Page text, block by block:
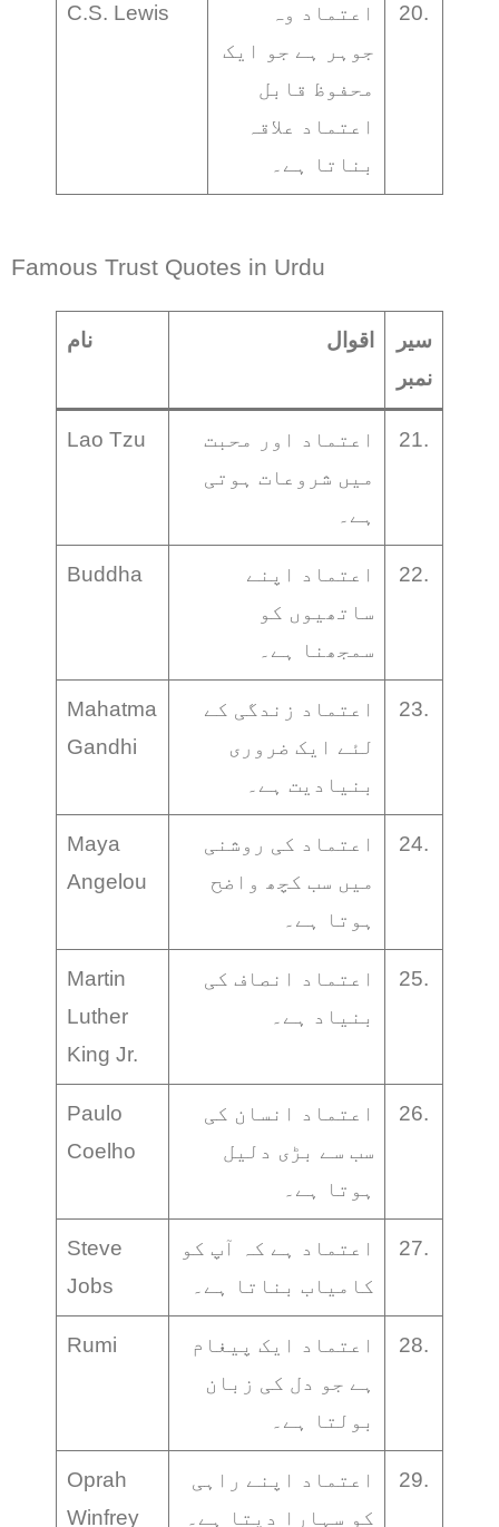
C.S. Lewis
اعتماد وہ
جوہر ہے جو ایک
محفوظ قابل
اعتماد علاقہ
بناتا ہے۔
20.
Famous Trust Quotes in Urdu
نام اقوال
سیر
نمبر
Lao Tzu
اعتماد اور محبت
میں شروعات ہوتی
ہے۔
21.
Buddha
اعتماد اپنے
ساتھیوں کو
سمجھنا ہے۔
22.
Mahatma
Gandhi
اعتماد زندگی کے
لئے ایک ضروری
بنیادیت ہے۔
23.
Maya
Angelou
اعتماد کی روشنی
میں سب کچھ واضح
ہوتا ہے۔
24.
Martin
Luther
King Jr.
اعتماد انصاف کی
بنیاد ہے۔
25.
Paulo
Coelho
اعتماد انسان کی
سب سے بڑی دلیل
ہوتا ہے۔
26.
Steve
Jobs
اعتماد ہے کہ آپ کو
کامیاب بناتا ہے۔
27.
Rumi
اعتماد ایک پیغام
ہے جو دل کی زبان
بولتا ہے۔
28.
Oprah
Winfrey
اعتماد اپنے راہی
کو سہارا دیتا ہے۔
29.